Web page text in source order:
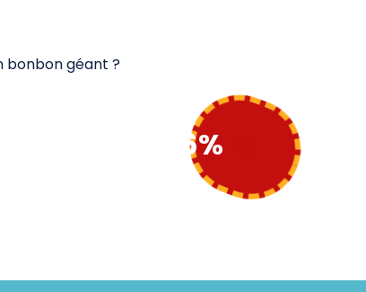
bonbon géant ?
86%